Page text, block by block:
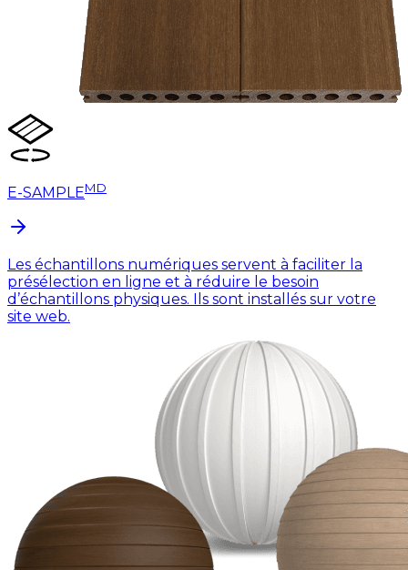
E-SAMPLEMD
Les échantillons numériques servent à faciliter la
présélection en ligne et à réduire le besoin
d’échantillons physiques. Ils sont installés sur votre
site web.